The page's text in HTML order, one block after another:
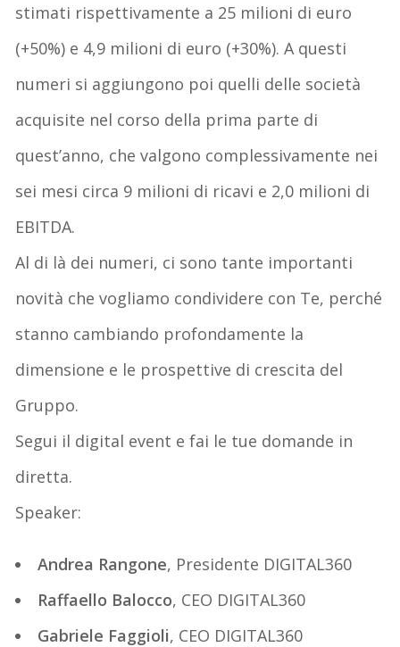
stimati rispettivamente a 25 milioni di euro
(+50%) e 4,9 milioni di euro (+30%). A questi
numeri si aggiungono poi quelli delle società
acquisite nel corso della prima parte di
quest’anno, che valgono complessivamente nei
sei mesi circa 9 milioni di ricavi e 2,0 milioni di
EBITDA.
Al di là dei numeri, ci sono tante importanti
novità che vogliamo condividere con Te, perché
stanno cambiando profondamente la
dimensione e le prospettive di crescita del
Gruppo.
Segui il digital event e fai le tue domande in
diretta.
Speaker:
Andrea Rangone, Presidente DIGITAL360
Raffaello Balocco, CEO DIGITAL360
Gabriele Faggioli, CEO DIGITAL360